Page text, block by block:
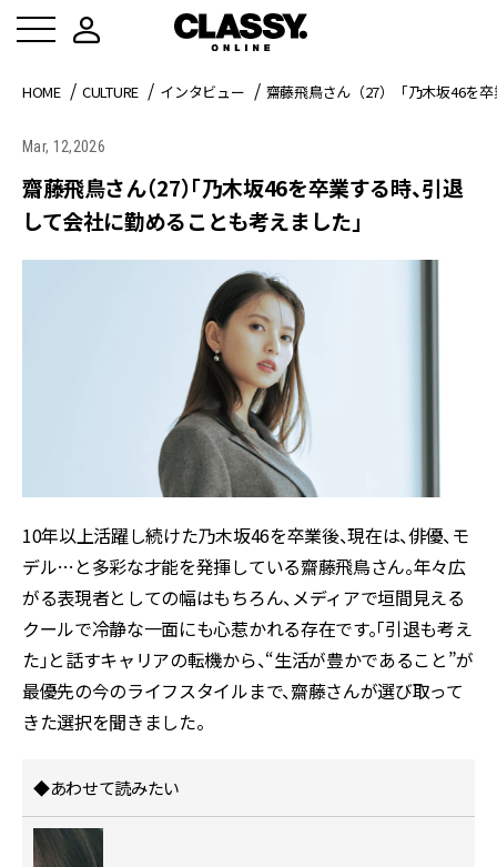
HOME CULTURE インタビュー 齋藤飛鳥さん（27）「乃木坂46を
Mar, 12,2026
齋藤飛鳥さん（27）「乃木坂46を卒業する時、引退
して会社に勤めることも考えました」
10年以上活躍し続けた乃木坂46を卒業後、現在は、俳優、モ
デル…と多彩な才能を発揮している齋藤飛鳥さん。年々広
がる表現者としての幅はもちろん、メディアで垣間見える
クールで冷静な一面にも心惹かれる存在です。「引退も考え
た」と話すキャリアの転機から、“生活が豊かであること”が
最優先の今のライフスタイルまで、齋藤さんが選び取って
きた選択を聞きました。
◆あわせて読みたい